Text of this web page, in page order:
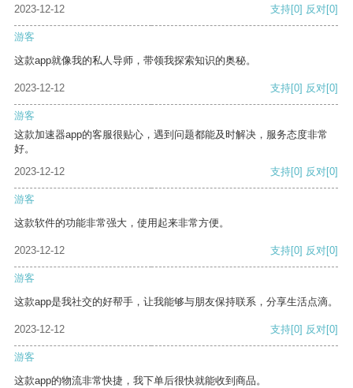
2023-12-12
支持[0] 反对[0]
游客
这款app就像我的私人导师，带领我探索知识的奥秘。
2023-12-12 支持[0] 反对[0]
游客
这款加速器app的客服很贴心，遇到问题都能及时解决，服务态度非常
好。
2023-12-12
支持[0] 反对[0]
游客
这款软件的功能非常强大，使用起来非常方便。
2023-12-12 支持[0] 反对[0]
游客
这款app是我社交的好帮手，让我能够与朋友保持联系，分享生活点滴。
2023-12-12 支持[0] 反对[0]
游客
这款app的物流非常快捷，我下单后很快就能收到商品。